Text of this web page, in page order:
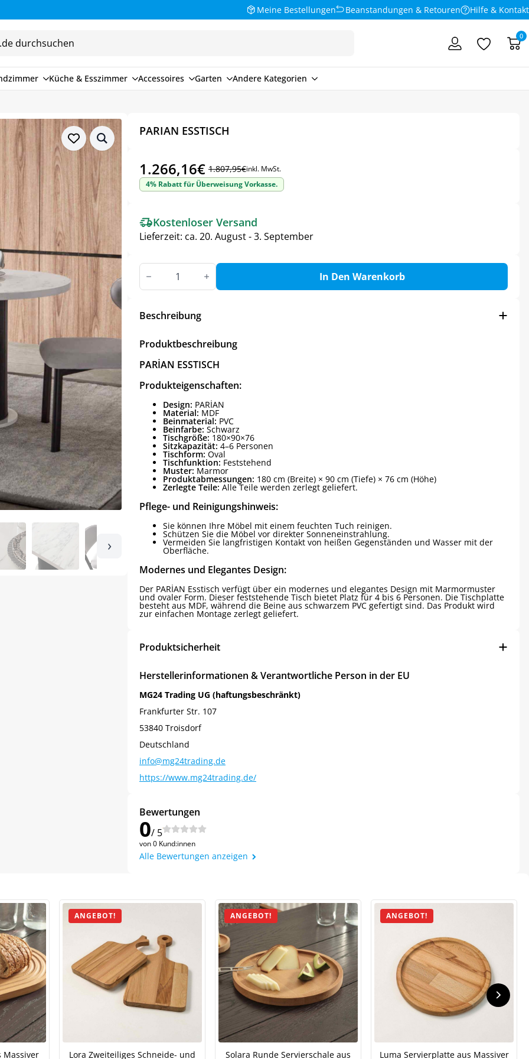
Meine Bestellungen Beanstandungen & Retouren Hilfe & Kontakt
0
Küche & Esszimmer Accessoires Garten Andere Kategorien
›
PARIAN ESSTISCH
1.807,95€
Ursprünglicher
Preis
1.807,95€
1.266,16€
Aktueller
Preis
1.266,16€.
inkl. MwSt.
4% Rabatt für Überweisung Vorkasse.
Kostenloser Versand
Lieferzeit: ca. 20. August - 3. September
PARIAN
ESSTISCH
Menge
In Den Warenkorb
Beschreibung
Produktbeschreibung
PARİAN ESSTISCH
Produkteigenschaften:
Design: PARİAN
Material: MDF
Beinmaterial: PVC
Beinfarbe: Schwarz
Tischgröße: 180×90×76
Sitzkapazität: 4–6 Personen
Tischform: Oval
Tischfunktion: Feststehend
Muster: Marmor
Produktabmessungen: 180 cm (Breite) × 90 cm (Tiefe) × 76 cm (Höhe)
Zerlegte Teile: Alle Teile werden zerlegt geliefert.
Pflege- und Reinigungshinweis:
Sie können Ihre Möbel mit einem feuchten Tuch reinigen.
Schützen Sie die Möbel vor direkter Sonneneinstrahlung.
Vermeiden Sie langfristigen Kontakt von heißen Gegenständen und Wasser mit der
Oberfläche.
Modernes und Elegantes Design:
Der PARİAN Esstisch verfügt über ein modernes und elegantes Design mit Marmormuster
und ovaler Form. Dieser feststehende Tisch bietet Platz für 4 bis 6 Personen. Die Tischplatte
besteht aus MDF, während die Beine aus schwarzem PVC gefertigt sind. Das Produkt wird
zur einfachen Montage zerlegt geliefert.
Produktsicherheit
Herstellerinformationen & Verantwortliche Person in der EU
MG24 Trading UG (haftungsbeschränkt)
Frankfurter Str. 107
53840 Troisdorf
Deutschland
info@mg24trading.de
https://www.mg24trading.de/
Bewertungen
0/ 5
von 0 Kund:innen
Alle Bewertungen anzeigen
Massiver
ANGEBOT!
Lora Zweiteiliges Schneide- und
ANGEBOT!
Solara Runde Servierschale aus
ANGEBOT!
Luma Servierplatte aus Massiver
5% Rabatt